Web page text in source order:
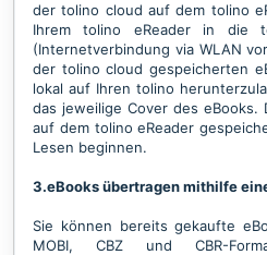
der tolino cloud auf dem tolino
Ihrem tolino eReader in die
(Internetverbindung via WLAN
der tolino cloud gespeicherten
lokal auf Ihren tolino
das jeweilige Cover des eBooks.
auf dem tolino eReader
Lesen beginnen.
3.eBooks übertragen mithilfe
Sie können bereits gekaufte
MOBI, CBZ und CBR-